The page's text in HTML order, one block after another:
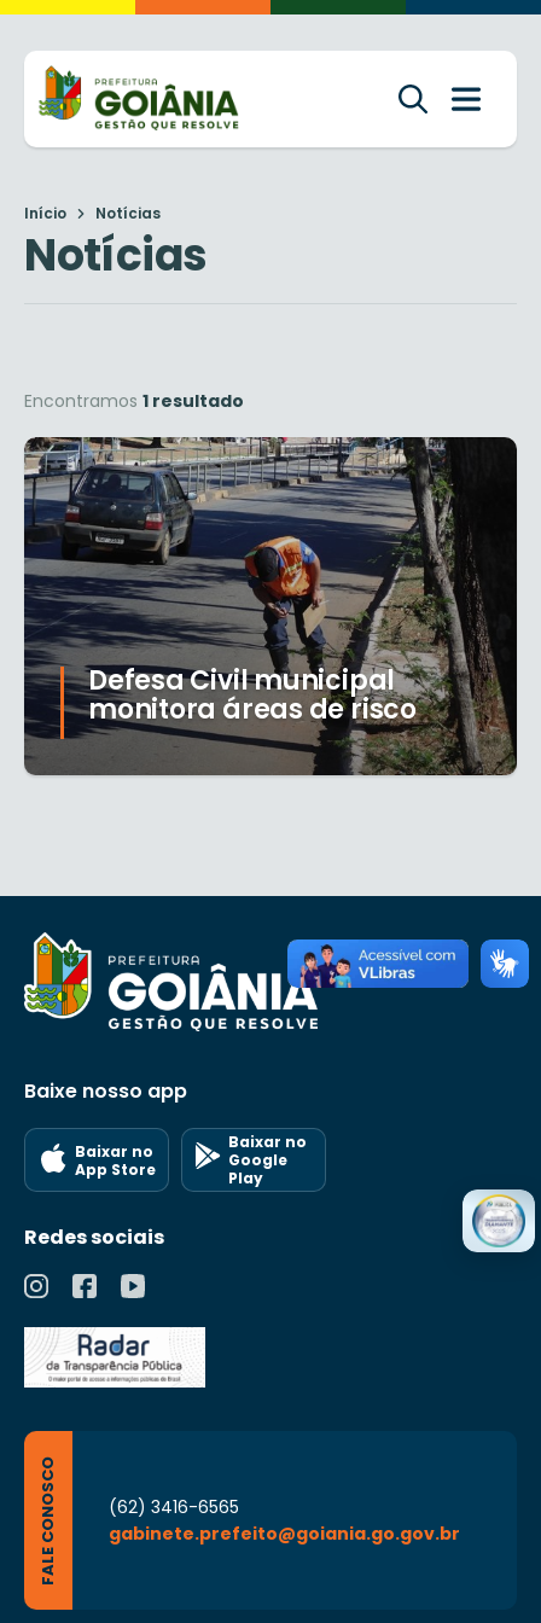
Início Notícias
Notícias
Encontramos 1 resultado
Defesa Civil municipal
monitora áreas de risco
Baixe nosso app
Baixar no
App Store
Baixar no
Google
Play
Redes sociais
FALE CONOSCO
(62) 3416-6565
gabinete.prefeito@goiania.go.gov.br